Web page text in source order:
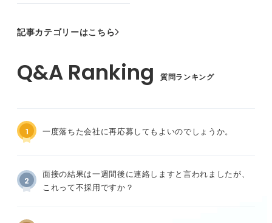
記事カテゴリーはこちら
質問ランキング
1 一度落ちた会社に再応募してもよいのでしょうか。
2
面接の結果は一週間後に連絡しますと言われましたが、
これって不採用ですか？